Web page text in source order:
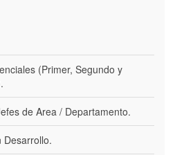
(Primer, Segundo y
de Area / Departamento.
Desarrollo.